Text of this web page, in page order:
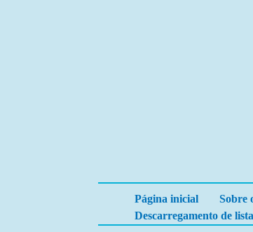
Página inicial Sobre
Descarregamento de